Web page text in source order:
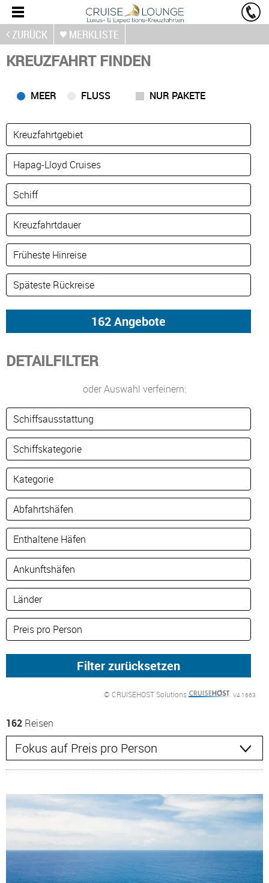
ZURÜCK MERKLISTE
KREUZFAHRT FINDEN
MEER FLUSS NUR PAKETE
DETAILFILTER
oder Auswahl verfeinern:
© CRUISEHOST Solutions V4.1663
162 Reisen